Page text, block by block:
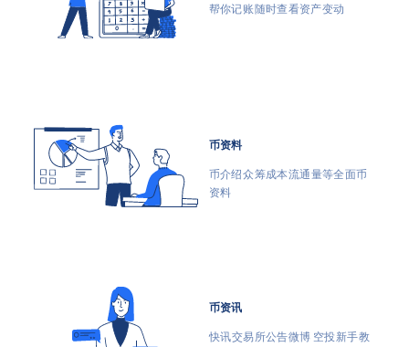
帮你记账 随时查看资产变动
币资料
币介绍 众筹成本 流通量等全面币
资料
币资讯
快讯 交易所公告 微博 Twitter 空投 新手教